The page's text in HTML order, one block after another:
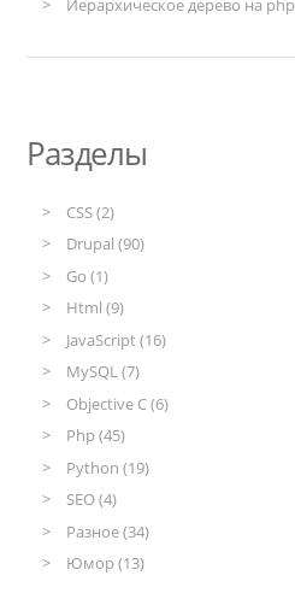
Иерархическое дерево на php
Разделы
CSS (2)
Drupal (90)
Go (1)
Html (9)
JavaScript (16)
MySQL (7)
Objective C (6)
Php (45)
Python (19)
SEO (4)
Разное (34)
Юмор (13)